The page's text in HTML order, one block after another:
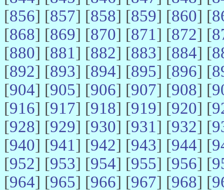
[856] [857] [858] [859] [860] [
[868] [869] [870] [871] [872] [
[880] [881] [882] [883] [884] [
[892] [893] [894] [895] [896] [
[904] [905] [906] [907] [908] [
[916] [917] [918] [919] [920] [
[928] [929] [930] [931] [932] [
[940] [941] [942] [943] [944] [
[952] [953] [954] [955] [956] [
[964] [965] [966] [967] [968] [